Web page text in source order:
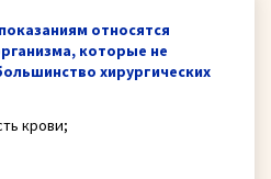
относятся
которые не
хирургических
крови;